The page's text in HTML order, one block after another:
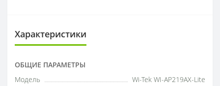
Характеристики
ОБЩИЕ ПАРАМЕТРЫ
Модель
Wi-Tek WI-AP219AX-Lite